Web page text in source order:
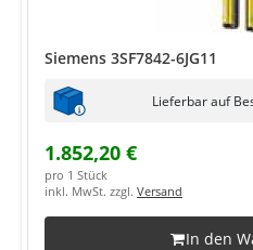
Siemens 3SF7842-6JG11
Lieferbar auf
1.852,20 €
pro 1 Stück
inkl. MwSt. zzgl. Versand
In den